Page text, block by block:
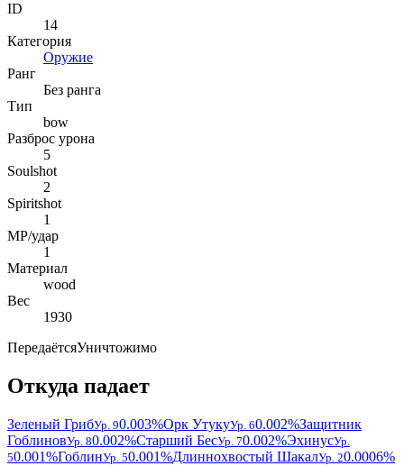
ID
14
Категория
Оружие
Ранг
Без ранга
Тип
bow
Разброс урона
5
Soulshot
2
Spiritshot
1
MP/удар
1
Материал
wood
Вес
1930
ПередаётсяУничтожимо
Откуда падает
Зеленый ГрибУр. 90.003%Орк УтукуУр. 60.002%Защитник
ГоблиновУр. 80.002%Старший БесУр. 70.002%ЭхинусУр.
50.001%ГоблинУр. 50.001%Длиннохвостый ШакалУр. 20.0006%